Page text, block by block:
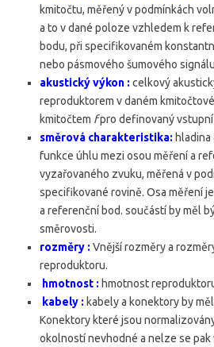
kmitočtu, měřený v podmínkách
a to v dané poloze vzhledem k
bodu, při specifikovaném
nebo pásmového šumového
akustický výkon : celkový
reproduktorem v daném
kmitočtem fpro definovaný
směrová charakteristika:
funkce úhlu mezi osou měření a
vyzařovaného zvuku, měřená v
specifikované rovině. Osa měření
a referenční bod. součástí by měl
směrovosti.
rozměry : Vnější rozměry a
reproduktoru.
hmotnost : hmotnost
kabely : kabely a konektory by
Konektory které jsou
okolností nevhodné a nelze se